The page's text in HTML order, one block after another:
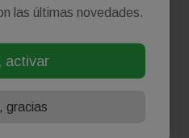
las últimas novedades.
activar
gracias